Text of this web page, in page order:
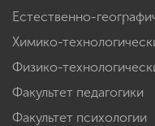
Естественно-
Химико-
Физико-
Факультет педагогики
Факультет психологии